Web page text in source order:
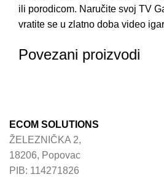
ili porodicom. Naručite svoj TV
vratite se u zlatno doba video
Povezani proizvodi
ECOM SOLUTIONS
ŽELEZNIČKA 2,
18206, Popovac
PIB: 114271826